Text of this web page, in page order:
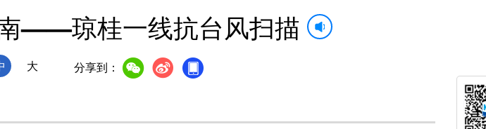
——琼桂一线抗台风扫描
大 分享到：